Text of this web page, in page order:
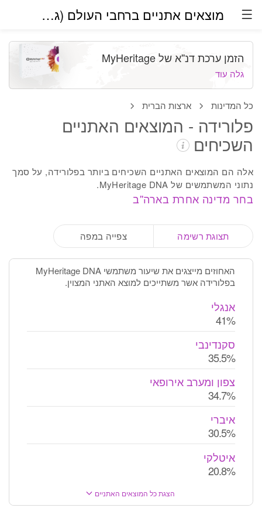
מוצאים אתניים ברחבי העולם (גרסת בטא)
כל המדינות ארצות הברית
פלורידה - המוצאים האתניים
השכיחים
אלה הם המוצאים האתניים השכיחים ביותר בפלורידה, על סמך
נתוני המשתמשים של MyHeritage DNA.
בחר מדינה אחרת בארה''ב
הזמן ערכת דנ''א של MyHeritage
גלה עוד
תצוגת רשימה צפייה במפה
האחוזים מייצגים את שיעור משתמשי MyHeritage DNA
בפלורידה אשר משתייכים למוצא האתני המצוין.
אנגלי
41%
סקנדינבי
35.5%
צפון ומערב אירופאי
34.7%
איברי
30.5%
איטלקי
20.8%
הצגת כל המוצאים האתניים